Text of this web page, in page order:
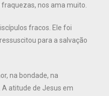
nos ama muito.
fracos. Ele foi
para a salvação
na bondade, na
A atitude de Jesus em